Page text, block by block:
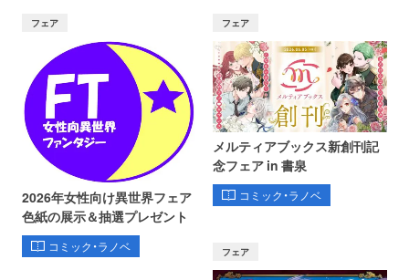
フェア
2026年女性向け異世界フェア
色紙の展示＆抽選プレゼント
コミック・ラノベ
フェア
メルティアブックス新創刊記
念フェア in 書泉
コミック・ラノベ
フェア